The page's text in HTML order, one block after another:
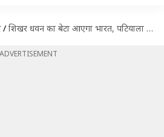
/ शिखर धवन का बेटा आएगा भारत, पटियाला हाउस कोर्ट का बड़ा फैसला
ADVERTISEMENT